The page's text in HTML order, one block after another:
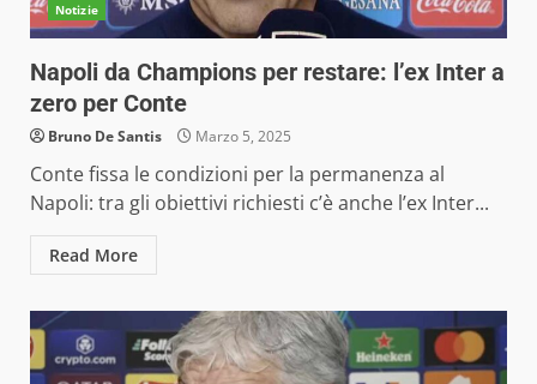
Notizie
Napoli da Champions per restare: l’ex Inter a
zero per Conte
Bruno De Santis Marzo 5, 2025
Conte fissa le condizioni per la permanenza al
Napoli: tra gli obiettivi richiesti c’è anche l’ex Inter...
Read More